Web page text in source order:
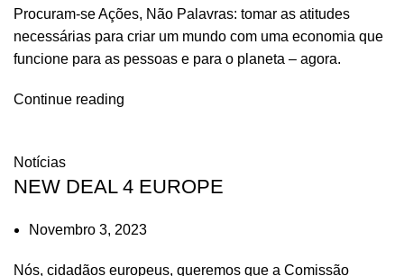
Procuram-se Ações, Não Palavras: tomar as atitudes
necessárias para criar um mundo com uma economia que
funcione para as pessoas e para o planeta – agora.
Continue reading
Notícias
NEW DEAL 4 EUROPE
Novembro 3, 2023
Nós, cidadãos europeus, queremos que a Comissão